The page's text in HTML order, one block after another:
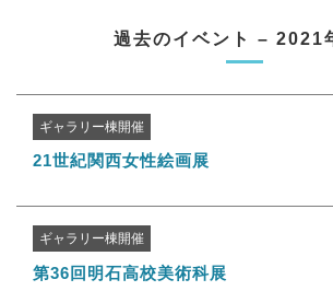
過去のイベント – 2021
ギャラリー棟開催
21世紀関西女性絵画展
ギャラリー棟開催
第36回明石高校美術科展